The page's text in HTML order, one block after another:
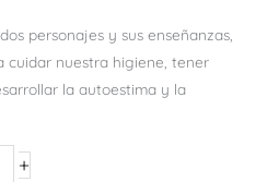
personajes y sus enseñanzas,
cuidar nuestra higiene, tener
la autoestima y la
+